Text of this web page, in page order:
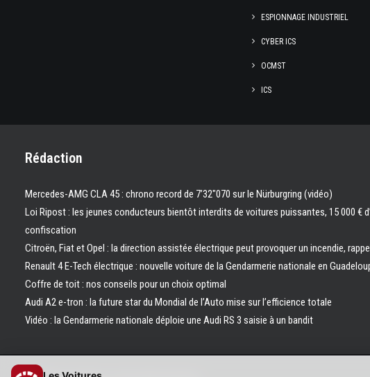
ESPIONNAGE INDUSTRIEL
CYBER ICS
OCMST
ICS
Rédaction
Mercedes-AMG CLA 45 : chrono record de 7’32″070 sur le Nürburgring (vidéo)
Loi Ripost : les jeunes conducteurs bientôt interdits de voitures puissantes, 15 000 €
confiscation
Citroën, Fiat et Opel : la direction assistée électrique peut provoquer un incendie,
Renault 4 E-Tech électrique : nouvelle voiture de la Gendarmerie nationale en
Coffre de toit : nos conseils pour un choix optimal
Audi A2 e-tron : la future star du Mondial de l’Auto mise sur l’efficience totale
Vidéo : la Gendarmerie nationale déploie une Audi RS 3 saisie à un bandit